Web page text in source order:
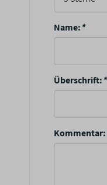
Name:*
Überschrift:*
Kommentar: